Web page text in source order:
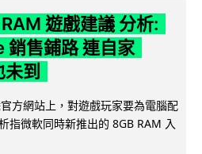
遊戲建議 分析:
售鋪路 連自家
到
方網站上，對遊戲玩家要為電腦配
指微軟同時新推出的 8GB RAM 入